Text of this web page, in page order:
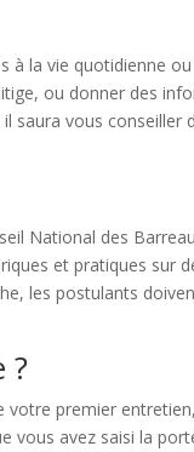
à la vie quotidienne
ou donner des
saura vous conseiller
National des
et pratiques sur
les postulants
?
votre premier
vous avez saisi la